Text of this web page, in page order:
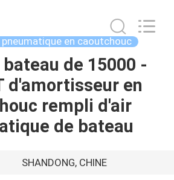
pneumatique en caoutchouc
de 15000 -
d'amortisseur en
rempli d'air
de bateau
SHANDONG, CHINE